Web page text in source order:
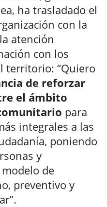
ha trasladado el
con la
atención
con los
territorio: “Quiero
de reforzar
el ámbito
para
integrales a las
poniendo
y
de
preventivo y